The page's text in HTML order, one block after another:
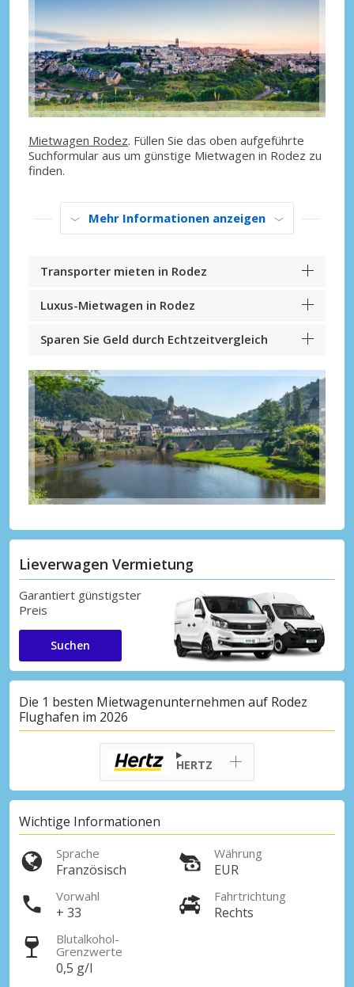
Mietwagen Rodez. Füllen Sie das oben aufgeführte
Suchformular aus um günstige Mietwagen in Rodez zu
finden.
Mehr Informationen anzeigen
Transporter mieten in Rodez
Luxus-Mietwagen in Rodez
Sparen Sie Geld durch Echtzeitvergleich
Lieverwagen Vermietung
Garantiert günstigster
Preis
Suchen
Die 1 besten Mietwagenunternehmen auf Rodez
Flughafen im 2026
HERTZ
Wichtige Informationen
Sprache
Französisch
Währung
EUR
Vorwahl
+ 33
Fahrtrichtung
Rechts
Blutalkohol-
Grenzwerte
0,5 g/l